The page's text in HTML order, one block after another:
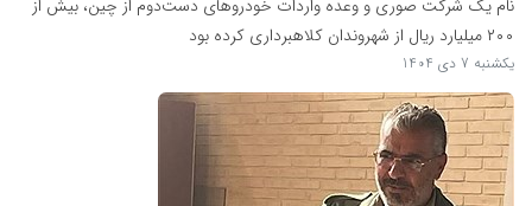
نام یک شرکت صوری و وعده واردات خودروهای دست‌دوم از چین، بیش از
۲۰۰ میلیارد ریال از شهروندان کلاهبرداری کرده بود
یکشنبه 7 دی 1404